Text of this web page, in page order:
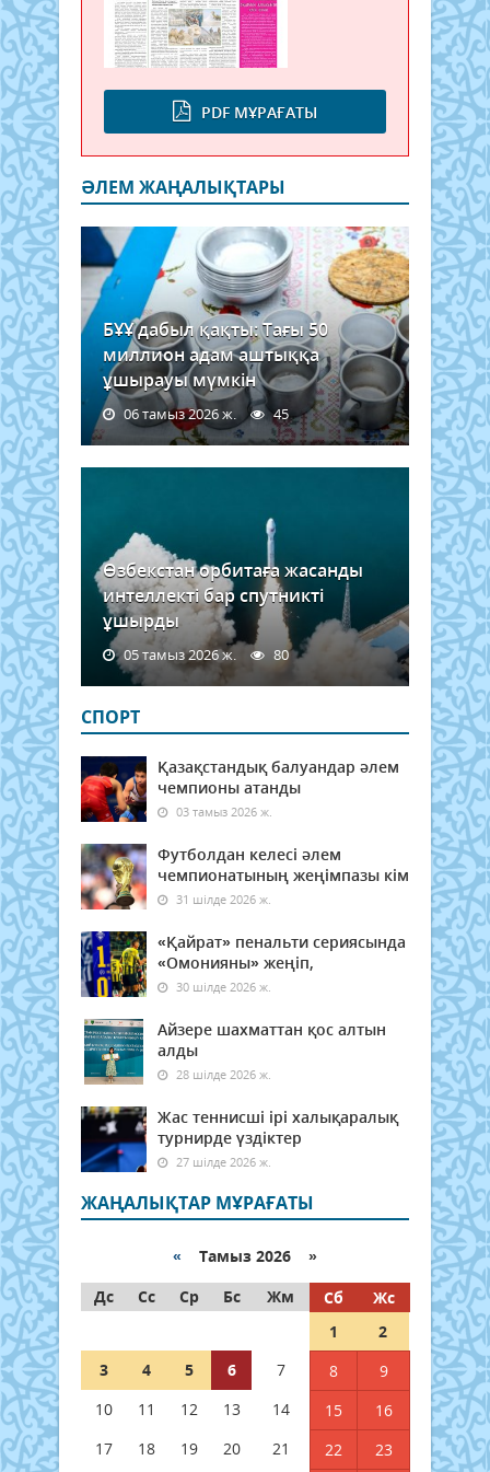
PDF МҰРАҒАТЫ
ӘЛЕМ ЖАҢАЛЫҚТАРЫ
БҰҰ дабыл қақты: Тағы 50
миллион адам аштыққа
ұшырауы мүмкін
06 тамыз 2026 ж. 45
Өзбекстан орбитаға жасанды
интеллекті бар спутникті
ұшырды
05 тамыз 2026 ж. 80
СПОРТ
Қазақстандық балуандар әлем
чемпионы атанды
03 тамыз 2026 ж.
Футболдан келесі әлем
чемпионатының жеңімпазы кім
31 шілде 2026 ж.
«Қайрат» пенальти сериясында
«Омонияны» жеңіп,
30 шілде 2026 ж.
Айзере шахматтан қос алтын
алды
28 шілде 2026 ж.
Жас теннисші ірі халықаралық
турнирде үздіктер
27 шілде 2026 ж.
ЖАҢАЛЫҚТАР МҰРАҒАТЫ
« Тамыз 2026 »
Дс
Сс Ср Бс Жм Сб
Жс
1
2
3
4 5 6 7 8
9
10
11 12 13 14 15
16
17
18 19 20 21 22 23